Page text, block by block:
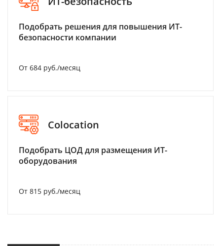
Подобрать решения для повышения ИТ-
безопасности компании
От 684 руб./месяц
Colocation
Подобрать ЦОД для размещения ИТ-
оборудования
От 815 руб./месяц